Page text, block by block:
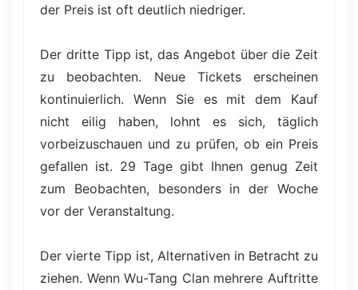
der Preis ist oft deutlich niedriger.
Der dritte Tipp ist, das Angebot über die Zeit
zu beobachten. Neue Tickets erscheinen
kontinuierlich. Wenn Sie es mit dem Kauf
nicht eilig haben, lohnt es sich, täglich
vorbeizuschauen und zu prüfen, ob ein Preis
gefallen ist. 29 Tage gibt Ihnen genug Zeit
zum Beobachten, besonders in der Woche
vor der Veranstaltung.
Der vierte Tipp ist, Alternativen in Betracht zu
ziehen. Wenn Wu-Tang Clan mehrere Auftritte